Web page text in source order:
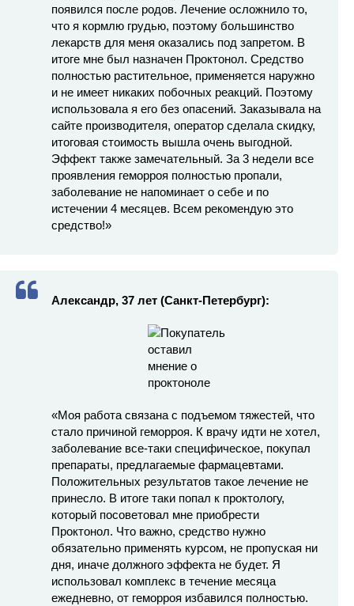
появился после родов. Лечение осложнило то,
что я кормлю грудью, поэтому большинство
лекарств для меня оказались под запретом. В
итоге мне был назначен Проктонол. Средство
полностью растительное, применяется наружно
и не имеет никаких побочных реакций. Поэтому
использовала я его без опасений. Заказывала на
сайте производителя, оператор сделала скидку,
итоговая стоимость вышла очень выгодной.
Эффект также замечательный. За 3 недели все
проявления геморроя полностью пропали,
заболевание не напоминает о себе и по
истечении 4 месяцев. Всем рекомендую это
средство!»
Александр, 37 лет (Санкт-Петербург):
«Моя работа связана с подъемом тяжестей, что
стало причиной геморроя. К врачу идти не хотел,
заболевание все-таки специфическое, покупал
препараты, предлагаемые фармацевтами.
Положительных результатов такое лечение не
принесло. В итоге таки попал к проктологу,
который посоветовал мне приобрести
Проктонол. Что важно, средство нужно
обязательно применять курсом, не пропуская ни
дня, иначе должного эффекта не будет. Я
использовал комплекс в течение месяца
ежедневно, от геморроя избавился полностью.